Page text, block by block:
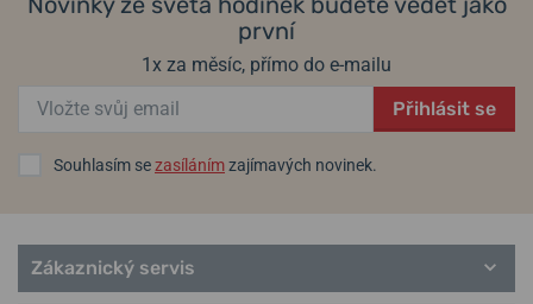
první
1x za měsíc, přímo do e-mailu
Přihlásit se
Souhlasím sezasílánímzajímavých novinek.
Zákaznický servis